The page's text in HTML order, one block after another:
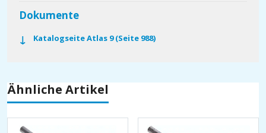
Dokumente
Katalogseite Atlas 9 (Seite 988)
Ähnliche Artikel